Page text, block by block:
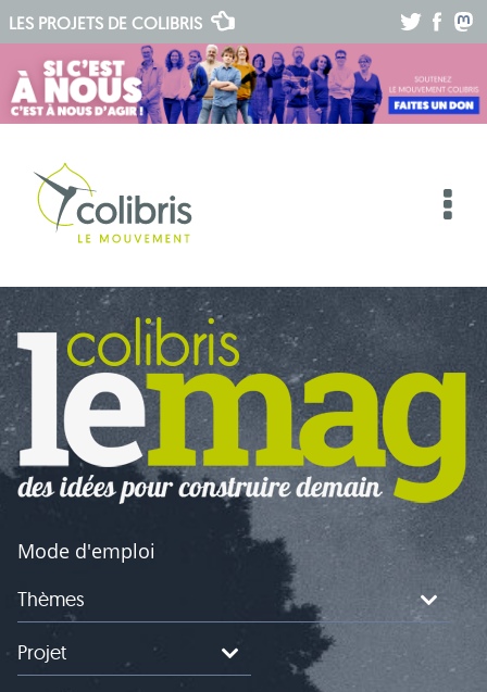
LES PROJETS DE COLIBRIS
Mode d'emploi
Thèmes
Projet